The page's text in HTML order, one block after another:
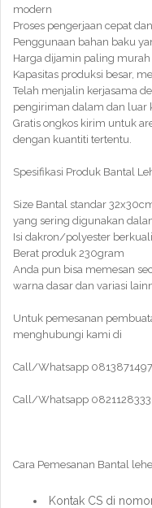
modern
Proses pengerjaan cepat
Penggunaan bahan baku
Harga dijamin paling murah
Kapasitas produksi besar,
Telah menjalin kerjasama
pengiriman dalam dan luar
Gratis ongkos kirim untuk
dengan kuantiti tertentu.
Spesifikasi Produk Bantal
Size Bantal standar
yang sering digunakan
Isi dakron/polyester
Berat produk 230gram
Anda pun bisa memesan
warna dasar dan variasi
Untuk pemesanan
menghubungi kami di
Call/Whatsapp
Call/Whatsapp
Cara Pemesanan Bantal
Kontak CS di